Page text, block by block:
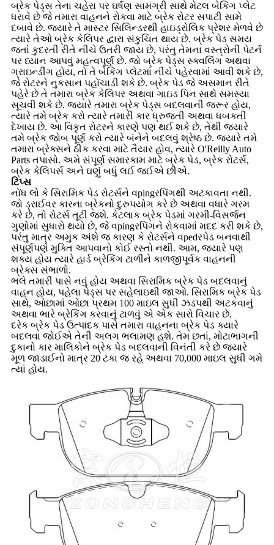
બ્રેક પેડ્સ તેના ચહેરા પર ઘર્ષણ સામગ્રી સાથે મેટલ બેકિંગ પ્લેટ
ધરાવે છે જે તમારા વાહનને રોકવા માટે બ્રેક રોટર સપાટી સામે
દબાવે છે. જ્યારે તે માસ્ટર સિલિન્ડરથી હાઇડ્રોલિક પ્રેશર મેળવે છે
ત્યારે તેઓ બ્રેક કેલિપર દ્વારા સંકુચિત થાય છે. બ્રેક પેડ સમય
જતાં કુદરતી રીતે નીચે ઉતરી જાય છે, પરંતુ તેમના વસ્ત્રોની પેટર્ન
પર ધ્યાન આપવું મહત્વપૂર્ણ છે. જો બ્રેક પેડ્સ સ્ક્વલિંગ અથવા
ગ્રાઇન્ડીંગ હોય, તો તે બેકિંગ પ્લેટમાં નીચે પહેરવામાં આવી શકે છે,
જે રોટરને નુકસાન પહોંચાડી શકે છે. બ્રેક પેડ જે અસમાન રીતે
પહેરે છે તે તમારા બ્રેક કેલિપર અથવા ગાઇડ પિન સાથે સમસ્યા
સૂચવી શકે છે. જ્યારે તમારા બ્રેક પેડ્સ બદલવાની જરૂર હોય,
ત્યારે તમે બ્રેક કરો ત્યારે તમારી કાર ધ્રુજતી અથવા ધબકતી
દેખાય છે. આ વિકૃત રોટરને કારણે પણ થઈ શકે છે, તેથી જ્યારે
તમે બ્રેક જોબ પૂર્ણ કરો ત્યારે બંનેને બદલવું શ્રેષ્ઠ છે. જ્યારે તમે
તમારા બ્રેક્સને ઠીક કરવા માટે તૈયાર હોવ, ત્યારે O'Reilly Auto
Parts તપાસો. અમે સંપૂર્ણ સમારકામ માટે બ્રેક પેડ, બ્રેક રોટર્સ,
બ્રેક કેલિપર્સ અને ઘણું બધું લઈ જઈએ છીએ.
ટિપ્સ
નોંધ લો કે સિરામિક પેડ રોટર્સને વpingરપિંગથી અટકાવતા નથી.
જો ડ્રાઈવર કારના બ્રેકનો દુરુપયોગ કરે છે અથવા વધારે ગરમ
કરે છે, તો રોટર્સ તૂટી જશે. કેટલાક બ્રેક પેડમાં ગરમી-વિસર્જન
ગુણોમાં સુધારો થયો છે, જે વpingરપિંગને રોકવામાં મદદ કરી શકે છે,
પરંતુ માત્ર અમુક અંશે જ કારણ કે રોટર્સને વpedરપેડ બનવાથી
સંપૂર્ણપણે મુક્તિ આપવાનો કોઈ રસ્તો નથી. આમ, જ્યારે પણ
શક્ય હોય ત્યારે હાર્ડ બ્રેકિંગ ટાળીને કાળજીપૂર્વક વાહનની
બ્રેક્સ સંભાળો.
ભલે તમારી પાસે નવું હોય અથવા સિરામિક બ્રેક પેડ બદલવાનું
વાહન હોય, પહેલા પેડ્સ પર સહેલાઇથી જાઓ. સિરામિક બ્રેક પેડ
સાથે, ઓછામાં ઓછા પ્રથમ 100 માઇલ સુધી ઝડપથી અટકવાનું
અથવા ભારે બ્રેકિંગ કરવાનું ટાળવું એ એક સારો વિચાર છે.
દરેક બ્રેક પેડ ઉત્પાદક પાસે તમારા વાહનના બ્રેક પેડ ક્યારે
બદલવા જોઈએ તેની અલગ ભલામણ હશે. તેમ છતાં, મોટાભાગની
દુકાનો કાર માલિકોને બ્રેક પેડ બદલવાની વિનંતી કરે છે જ્યારે
મૂળ જાડાઈનો માત્ર 20 ટકા જ રહે અથવા 70,000 માઇલ સુધી ગમે
ત્યાં હોય.